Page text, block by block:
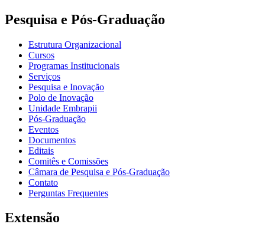
Pesquisa e Pós-Graduação
Estrutura Organizacional
Cursos
Programas Institucionais
Serviços
Pesquisa e Inovação
Polo de Inovação
Unidade Embrapii
Pós-Graduação
Eventos
Documentos
Editais
Comitês e Comissões
Câmara de Pesquisa e Pós-Graduação
Contato
Perguntas Frequentes
Extensão